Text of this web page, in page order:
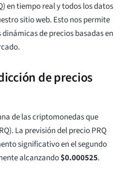
en tiempo real y todos los datos
sitio web. Esto nos permite
de precios basadas en
de precios
de las criptomonedas que
La previsión del precio PRQ
significativo en el segundo
alcanzando$0.000525.